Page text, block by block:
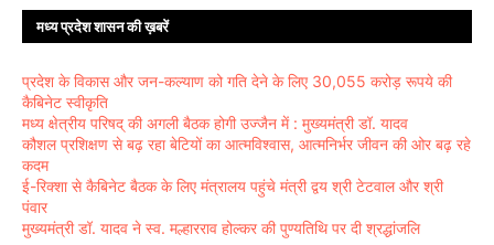
मध्य प्रदेश शासन की ख़बरें
प्रदेश के विकास और जन-कल्याण को गति देने के लिए 30,055 करोड़ रूपये की
कैबिनेट स्वीकृति
मध्य क्षेत्रीय परिषद् की अगली बैठक होगी उज्जैन में : मुख्यमंत्री डॉ. यादव
कौशल प्रशिक्षण से बढ़ रहा बेटियों का आत्मविश्वास, आत्मनिर्भर जीवन की ओर बढ़ रहे
कदम
ई-रिक्शा से कैबिनेट बैठक के लिए मंत्रालय पहुंचे मंत्री द्वय श्री टेटवाल और श्री
पंवार
मुख्यमंत्री डॉ. यादव ने स्व. मल्हारराव होल्कर की पुण्यतिथि पर दी श्रद्धांजलि